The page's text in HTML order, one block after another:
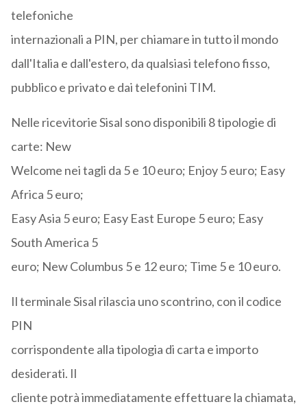
telefoniche
internazionali a PIN, per chiamare in tutto il mondo
dall'Italia e dall'estero, da qualsiasi telefono fisso,
pubblico e privato e dai telefonini TIM.
Nelle ricevitorie Sisal sono disponibili 8 tipologie di
carte: New
Welcome nei tagli da 5 e 10 euro; Enjoy 5 euro; Easy
Africa 5 euro;
Easy Asia 5 euro; Easy East Europe 5 euro; Easy
South America 5
euro; New Columbus 5 e 12 euro; Time 5 e 10 euro.
Il terminale Sisal rilascia uno scontrino, con il codice
PIN
corrispondente alla tipologia di carta e importo
desiderati. Il
cliente potrà immediatamente effettuare la chiamata,